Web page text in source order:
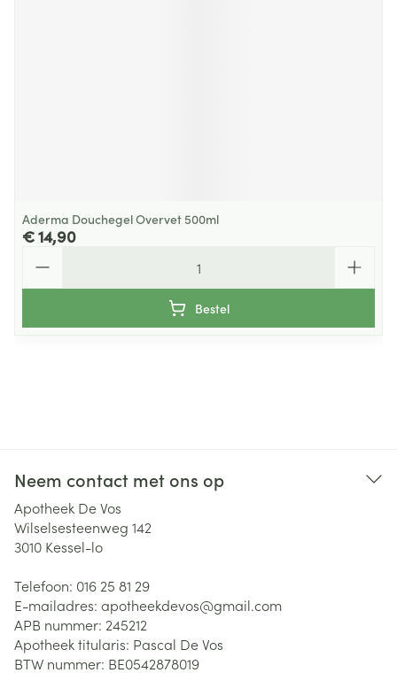
Aderma Douchegel Overvet 500ml
€ 14,90
Bestel
Neem contact met ons op
Apotheek De Vos
Wilselsesteenweg 142
3010 Kessel-lo
Telefoon: 016 25 81 29
E-mailadres: apotheekdevos@gmail.com
APB nummer: 245212
Apotheek titularis: Pascal De Vos
BTW nummer: BE0542878019